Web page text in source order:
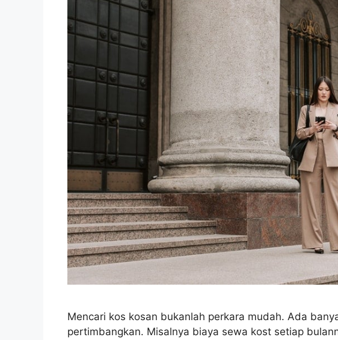
Mencari kos kosan bukanlah perkara mudah. Ada
pertimbangkan. Misalnya biaya sewa kost setiap